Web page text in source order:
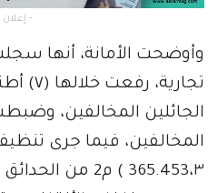
- إعلان -
المخالفين، فيما جرى